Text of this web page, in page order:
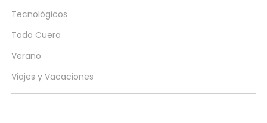
Tecnológicos
Todo Cuero
Verano
Viajes y Vacaciones